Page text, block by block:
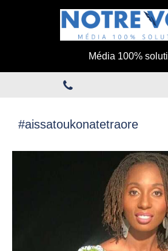
Média 100%
#aissatoukonatetraore